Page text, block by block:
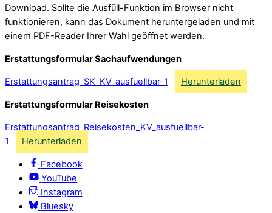
Download. Sollte die Ausfüll-Funktion im Browser nicht
funktionieren, kann das Dokument heruntergeladen und mit
einem PDF-Reader Ihrer Wahl geöffnet werden.
Erstattungsformular Sachaufwendungen
Erstattungsantrag_SK_KV_ausfuellbar-1 Herunterladen
Erstattungsformular Reisekosten
Erstattungsantrag_Reisekosten_KV_ausfuellbar-
1
Herunterladen
Facebook
YouTube
Instagram
Bluesky